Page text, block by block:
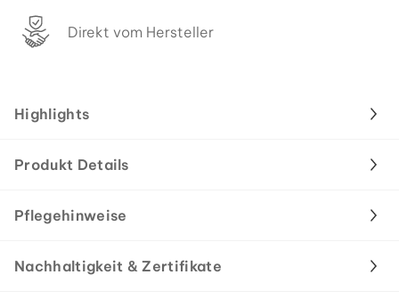
Direkt vom Hersteller
Highlights
Produkt Details
Pflegehinweise
Nachhaltigkeit & Zertifikate